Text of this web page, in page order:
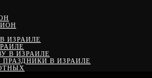
ИЗРАИЛЕ
В ИЗРАИЛЕ
В ИЗРАИЛЕ